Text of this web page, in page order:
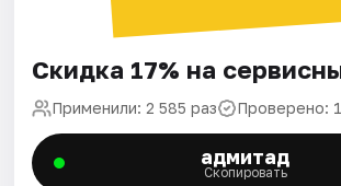
Скидка 17% на
Применили: 2 585 раз Проверено:
адмитад
Скопировать